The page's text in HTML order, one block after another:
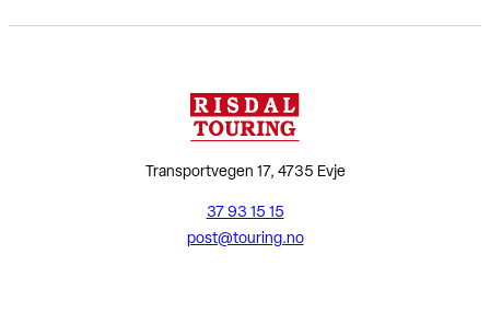
Transportvegen 17, 4735 Evje
37 93 15 15
post@touring.no